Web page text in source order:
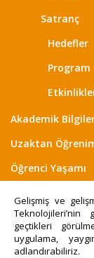
Satranç
Hedefler
Program
Akademik
Uzaktan
Öğrenci Yaşamı
Gelişmiş ve
Teknolojileri’nin
geçtikleri
uygulama,
adlandırabiliriz.